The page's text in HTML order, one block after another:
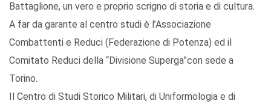
Battaglione, un vero e proprio scrigno di storia e di cultura.
A far da garante al centro studi è l’Associazione
Combattenti e Reduci (Federazione di Potenza) ed il
Comitato Reduci della “Divisione Superga”con sede a
Torino.
Il Centro di Studi Storico Militari, di Uniformologia e di